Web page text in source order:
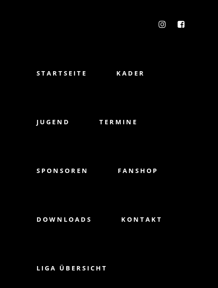
STARTSEITE KADER
JUGEND TERMINE
SPONSOREN FANSHOP
DOWNLOADS KONTAKT
LIGA ÜBERSICHT